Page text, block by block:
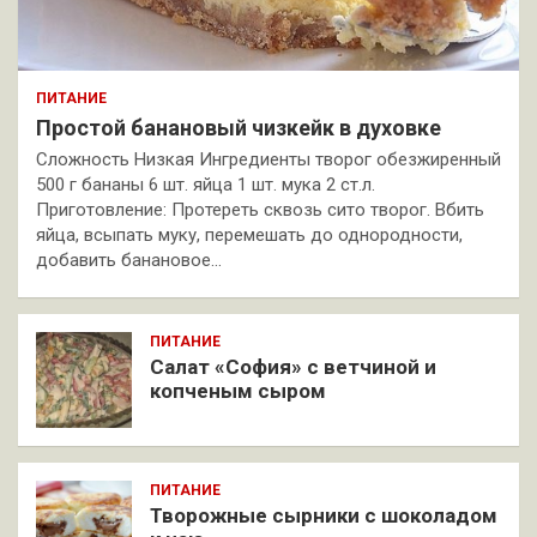
ПИТАНИЕ
Простой банановый чизкейк в духовке
Сложность Низкая Ингредиенты творог обезжиренный
500 г бананы 6 шт. яйца 1 шт. мука 2 ст.л.
Приготовление: Протереть сквозь сито творог. Вбить
яйца, всыпать муку, перемешать до однородности,
добавить банановое…
ПИТАНИЕ
Салат «София» с ветчиной и
копченым сыром
ПИТАНИЕ
Творожные сырники с шоколадом